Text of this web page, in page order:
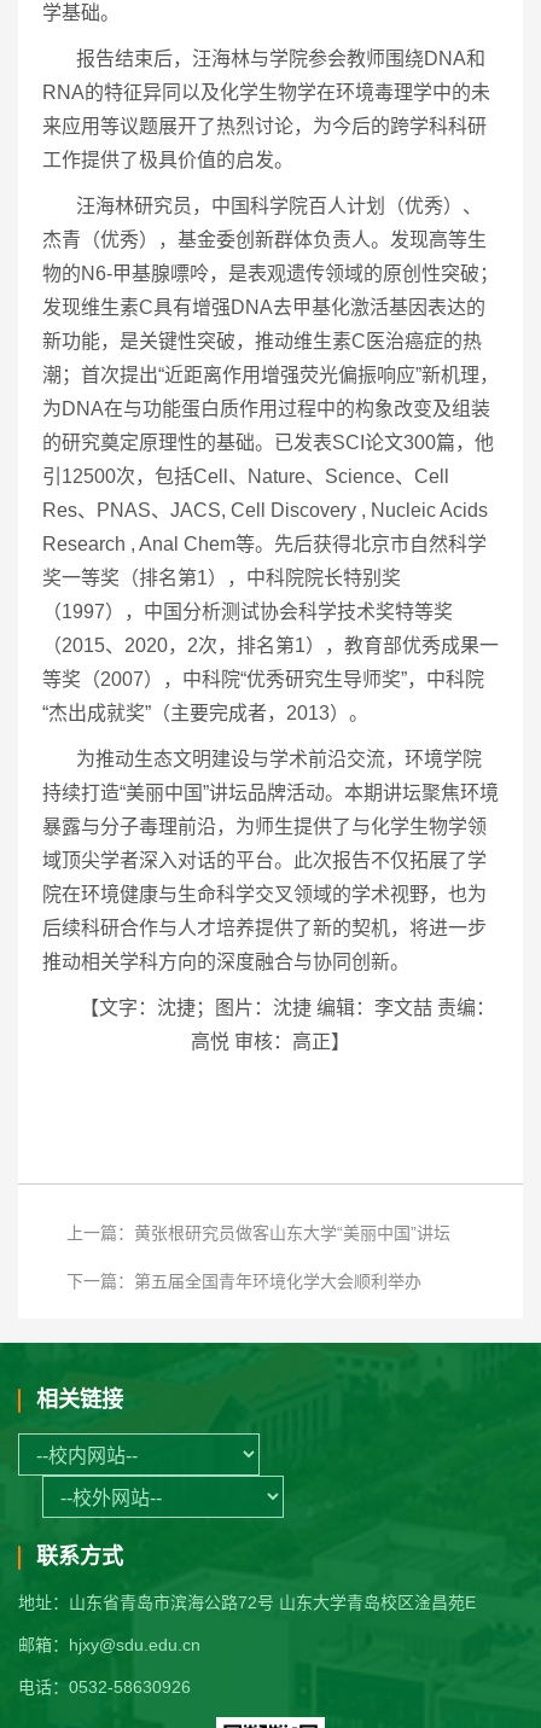
学基础。
报告结束后，汪海林与学院参会教师围绕DNA和
RNA的特征异同以及化学生物学在环境毒理学中的未
来应用等议题展开了热烈讨论，为今后的跨学科科研
工作提供了极具价值的启发。
汪海林研究员，中国科学院百人计划（优秀）、
杰青（优秀），基金委创新群体负责人。发现高等生
物的N6-甲基腺嘌呤，是表观遗传领域的原创性突破；
发现维生素C具有增强DNA去甲基化激活基因表达的
新功能，是关键性突破，推动维生素C医治癌症的热
潮；首次提出“近距离作用增强荧光偏振响应”新机理，
为DNA在与功能蛋白质作用过程中的构象改变及组装
的研究奠定原理性的基础。已发表SCI论文300篇，他
引12500次，包括Cell、Nature、Science、Cell
Res、PNAS、JACS, Cell Discovery , Nucleic Acids
Research , Anal Chem等。先后获得北京市自然科学
奖一等奖（排名第1），中科院院长特别奖
（1997），中国分析测试协会科学技术奖特等奖
（2015、2020，2次，排名第1），教育部优秀成果一
等奖（2007），中科院“优秀研究生导师奖”，中科院
“杰出成就奖”（主要完成者，2013）。
为推动生态文明建设与学术前沿交流，环境学院
持续打造“美丽中国”讲坛品牌活动。本期讲坛聚焦环境
暴露与分子毒理前沿，为师生提供了与化学生物学领
域顶尖学者深入对话的平台。此次报告不仅拓展了学
院在环境健康与生命科学交叉领域的学术视野，也为
后续科研合作与人才培养提供了新的契机，将进一步
推动相关学科方向的深度融合与协同创新。
【文字：沈捷；图片：沈捷 编辑：李文喆 责编：
高悦 审核：高正】
上一篇：黄张根研究员做客山东大学“美丽中国”讲坛
下一篇：第五届全国青年环境化学大会顺利举办
相关链接
联系方式
地址：山东省青岛市滨海公路72号 山东大学青岛校区淦昌苑E
邮箱：hjxy@sdu.edu.cn
电话：0532-58630926